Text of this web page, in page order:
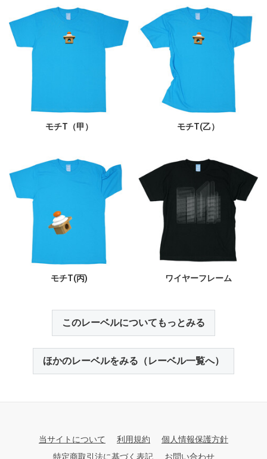
モチT（甲） モチT(乙）
モチT(丙) ワイヤーフレーム
このレーベルについてもっとみる
ほかのレーベルをみる（レーベル一覧へ）
当サイトについて 利用規約
個人情報保護方針
特定商取引法に基づく表記
お問い合わせ